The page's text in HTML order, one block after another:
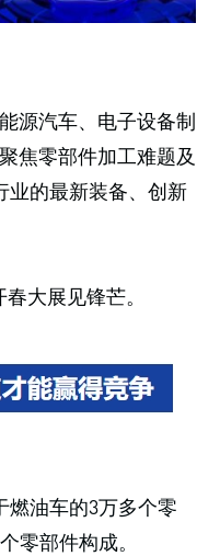
源汽车、电子设备制
焦零部件加工难题及
业的最新装备、创新
大展见锋芒。
燃油车的3万多个零
零部件构成。